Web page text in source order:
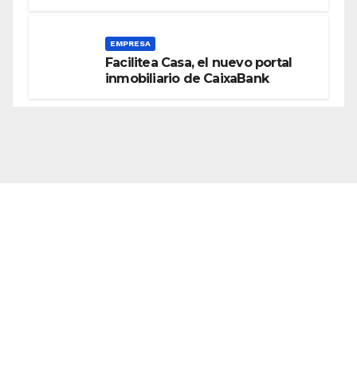
EMPRESA
Facilitea Casa, el nuevo portal
inmobiliario de CaixaBank